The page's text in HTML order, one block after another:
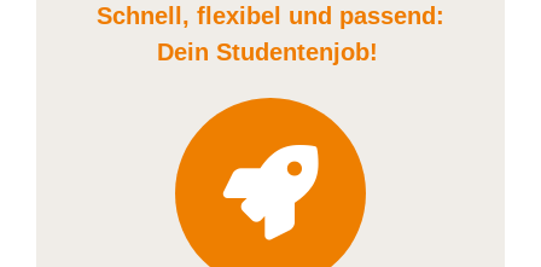
Schnell, flexibel und passend:
Dein Studentenjob!